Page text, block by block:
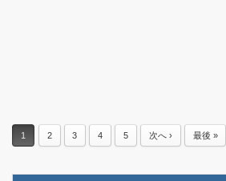
1 2 3 4 5 次へ › 最後 »